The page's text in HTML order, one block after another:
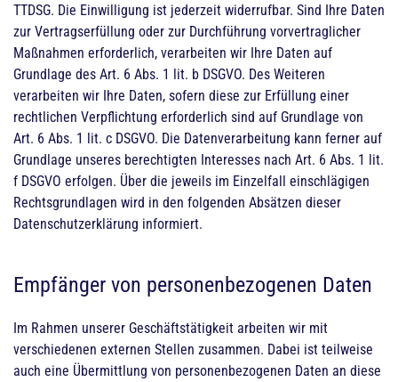
TTDSG. Die Einwilligung ist jederzeit widerrufbar. Sind Ihre Daten
zur Vertragserfüllung oder zur Durchführung vorvertraglicher
Maßnahmen erforderlich, verarbeiten wir Ihre Daten auf
Grundlage des Art. 6 Abs. 1 lit. b DSGVO. Des Weiteren
verarbeiten wir Ihre Daten, sofern diese zur Erfüllung einer
rechtlichen Verpflichtung erforderlich sind auf Grundlage von
Art. 6 Abs. 1 lit. c DSGVO. Die Datenverarbeitung kann ferner auf
Grundlage unseres berechtigten Interesses nach Art. 6 Abs. 1 lit.
f DSGVO erfolgen. Über die jeweils im Einzelfall einschlägigen
Rechtsgrundlagen wird in den folgenden Absätzen dieser
Datenschutzerklärung informiert.
Empfänger von personenbezogenen Daten
Im Rahmen unserer Geschäftstätigkeit arbeiten wir mit
verschiedenen externen Stellen zusammen. Dabei ist teilweise
auch eine Übermittlung von personenbezogenen Daten an diese